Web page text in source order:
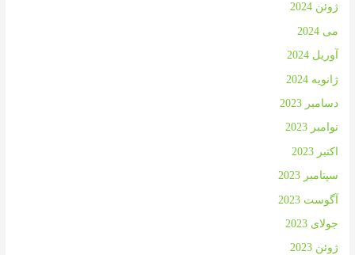
ژوئن 2024
می 2024
آوریل 2024
ژانویه 2024
دسامبر 2023
نوامبر 2023
اکتبر 2023
سپتامبر 2023
آگوست 2023
جولای 2023
ژوئن 2023